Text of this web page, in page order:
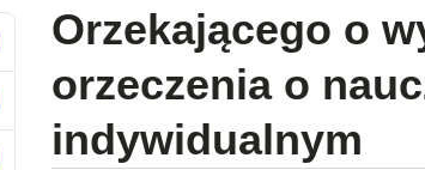
Orzekającego o
orzeczenia o
indywidualnym